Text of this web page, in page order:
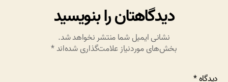
دیدگاهتان را بنویسید
نشانی ایمیل شما منتشر نخواهد شد.
بخش‌های موردنیاز علامت‌گذاری شده‌اند*
دیدگاه*